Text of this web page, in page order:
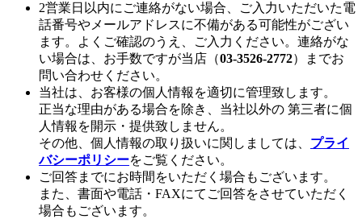
2営業日以内にご連絡がない場合、ご入力いただいた電
話番号やメールアドレスに不備がある可能性がござい
ます。よくご確認のうえ、ご入力ください。連絡がな
い場合は、お手数ですが当店（03-3526-2772）までお
問い合わせください。
当社は、お客様の個人情報を適切に管理致します。
正当な理由がある場合を除き、当社以外の 第三者に個
人情報を開示・提供致しません。
その他、個人情報の取り扱いに関しましては、 プライ
バシーポリシーをご覧ください。
ご回答までにお時間をいただく場合もございます。
また、書面や電話・FAXにてご回答をさせていただく
場合もございます。